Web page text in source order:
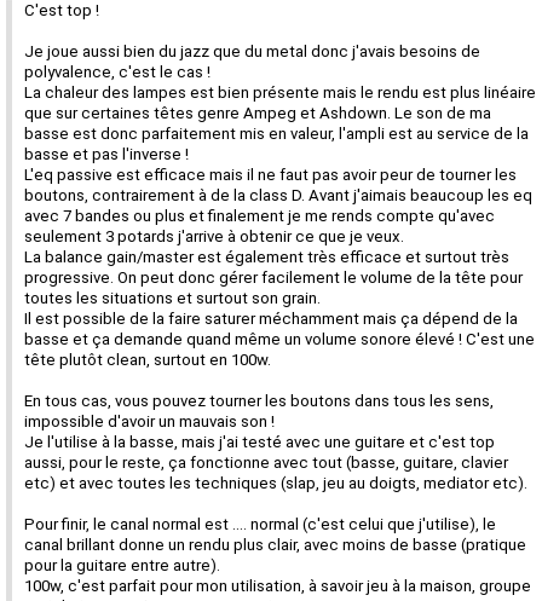
C'est top !
Je joue aussi bien du jazz que du metal donc j'avais besoins de
polyvalence, c'est le cas !
La chaleur des lampes est bien présente mais le rendu est plus linéaire
que sur certaines têtes genre Ampeg et Ashdown. Le son de ma
basse est donc parfaitement mis en valeur, l'ampli est au service de la
basse et pas l'inverse !
L'eq passive est efficace mais il ne faut pas avoir peur de tourner les
boutons, contrairement à de la class D. Avant j'aimais beaucoup les eq
avec 7 bandes ou plus et finalement je me rends compte qu'avec
seulement 3 potards j'arrive à obtenir ce que je veux.
La balance gain/master est également très efficace et surtout très
progressive. On peut donc gérer facilement le volume de la tête pour
toutes les situations et surtout son grain.
Il est possible de la faire saturer méchamment mais ça dépend de la
basse et ça demande quand même un volume sonore élevé ! C'est une
tête plutôt clean, surtout en 100w.
En tous cas, vous pouvez tourner les boutons dans tous les sens,
impossible d'avoir un mauvais son !
Je l'utilise à la basse, mais j'ai testé avec une guitare et c'est top
aussi, pour le reste, ça fonctionne avec tout (basse, guitare, clavier
etc) et avec toutes les techniques (slap, jeu au doigts, mediator etc).
Pour finir, le canal normal est .... normal (c'est celui que j'utilise), le
canal brillant donne un rendu plus clair, avec moins de basse (pratique
pour la guitare entre autre).
100w, c'est parfait pour mon utilisation, à savoir jeu à la maison, groupe